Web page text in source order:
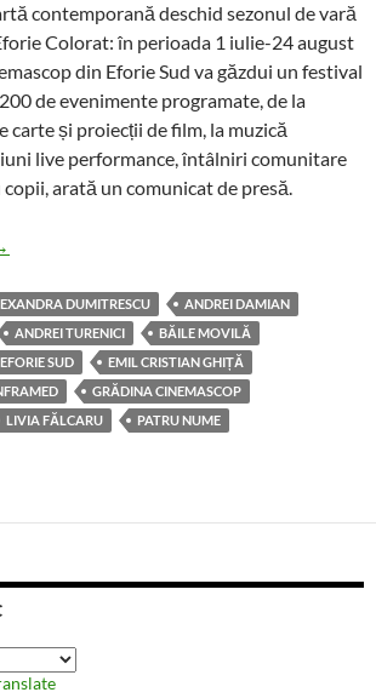
contemporană deschid sezonul de vară
Colorat: în perioada 1 iulie-24 august
din Eforie Sud va găzdui un festival
de evenimente programate, de la
carte și proiecții de film, la muzică
live performance, întâlniri comunitare
arată un comunicat de presă.
Colorat, un festival al artelor
DUMITRESCU
ANDREI DAMIAN
ANDREI TURENICI
BĂILE MOVILĂ
EFORIE SUD
EMIL CRISTIAN GHIȚĂ
GRĂDINA CINEMASCOP
LIVIA FĂLCARU
PATRU NUME